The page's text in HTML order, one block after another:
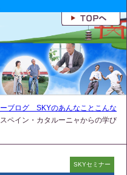
ブログ SKYのあんなことこんな
イン・カタルーニャからの学び
SKYセミナー